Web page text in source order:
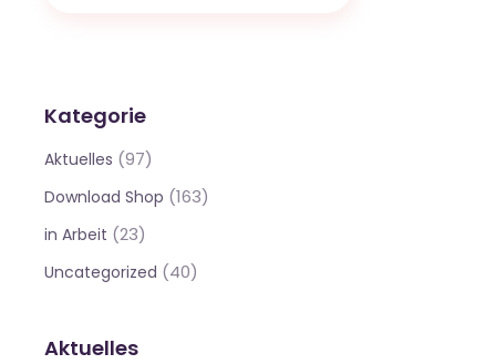
Kategorie
Aktuelles (97)
Download Shop (163)
in Arbeit (23)
Uncategorized (40)
Aktuelles